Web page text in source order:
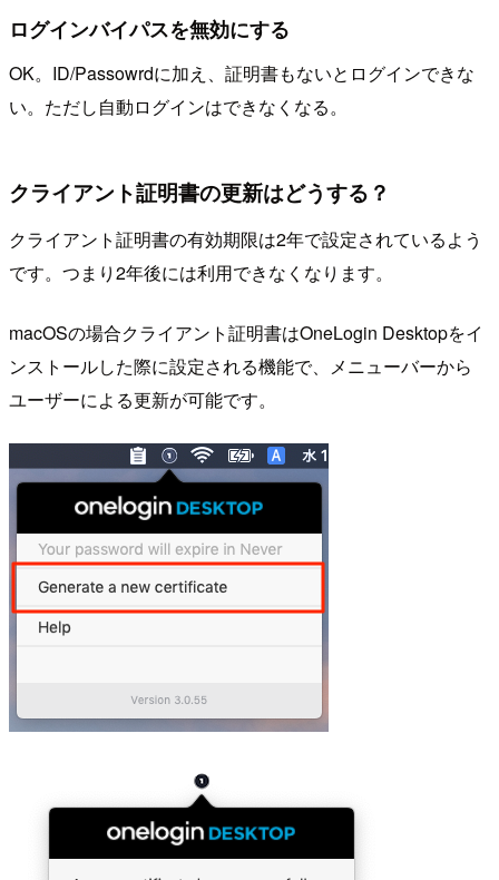
ログインバイパスを無効にする
OK。ID/Passowrdに加え、証明書もないとログインできな
い。ただし自動ログインはできなくなる。
クライアント証明書の更新はどうする？
クライアント証明書の有効期限は2年で設定されているよう
です。つまり2年後には利用できなくなります。
macOSの場合クライアント証明書はOneLogin Desktopをイ
ンストールした際に設定される機能で、メニューバーから
ユーザーによる更新が可能です。